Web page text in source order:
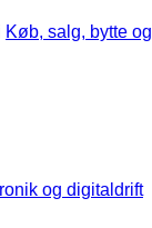
Køb, salg, bytte og
og digitaldrift